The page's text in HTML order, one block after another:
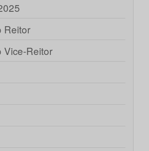
Reitor
Vice-Reitor